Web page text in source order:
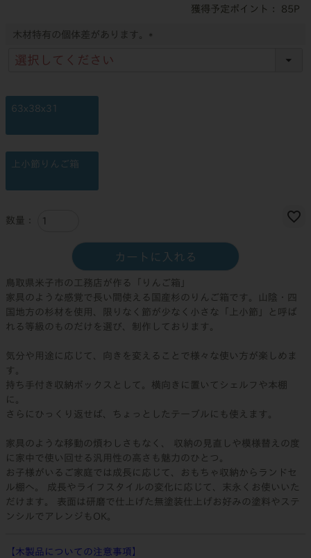
85
木材特有の個体差があります。
63x38x31
上小節りんご箱
カートに入れる
鳥取県米子市の工務店が作る「りんご箱」
家具のような感覚で長い間使える国産杉のりんご箱です。山陰・四
国地方の杉材を使用、限りなく節が少なく小さな「上小節」と呼ば
れる等級のものだけを選び、制作しております。
気分や用途に応じて、向きを変えることで様々な使い方が楽しめま
す。
持ち手付き収納ボックスとして。横向きに置いてシェルフや本棚
に。
さらにひっくり返せば、ちょっとしたテーブルにも使えます。
家具のような移動の煩わしさもなく、 収納の見直しや模様替えの度
に家中で使い回せる汎用性の高さも魅力のひとつ。
お子様がいるご家庭では成長に応じて、おもちゃ収納からランドセ
ル棚へ。 成長やライフスタイルの変化に応じて、末永くお使いいた
だけます。 表面は研磨で仕上げた無塗装仕上げお好みの塗料やステ
ンシルでアレンジもOK。
【木製品についての注意事項】